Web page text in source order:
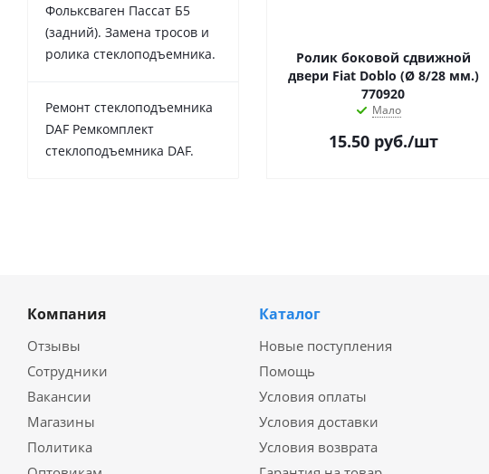
Фольксваген Пассат Б5
(задний). Замена тросов и
ролика стеклоподъемника.
Ремонт стеклоподъемника
DAF Ремкомплект
стеклоподъемника DAF.
Ролик боковой сдвижной
двери Fiat Doblo (Ø 8/28 мм.)
770920
Мало
15.50руб./шт
Компания
Отзывы
Сотрудники
Вакансии
Магазины
Политика
Каталог
Новые поступления
Помощь
Условия оплаты
Условия доставки
Условия возврата